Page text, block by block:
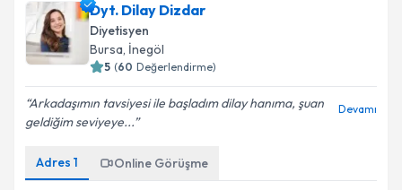
Dyt. Dilay Dizdar
Diyetisyen
Bursa, İnegöl
5 (60 Değerlendirme)
Arkadaşımın tavsiyesi ile başladım dilay hanıma, şuan
geldiğim seviyeye...
Devamı
Adres 1 Online Görüşme